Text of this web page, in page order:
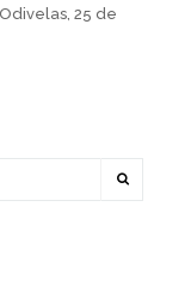
25 de